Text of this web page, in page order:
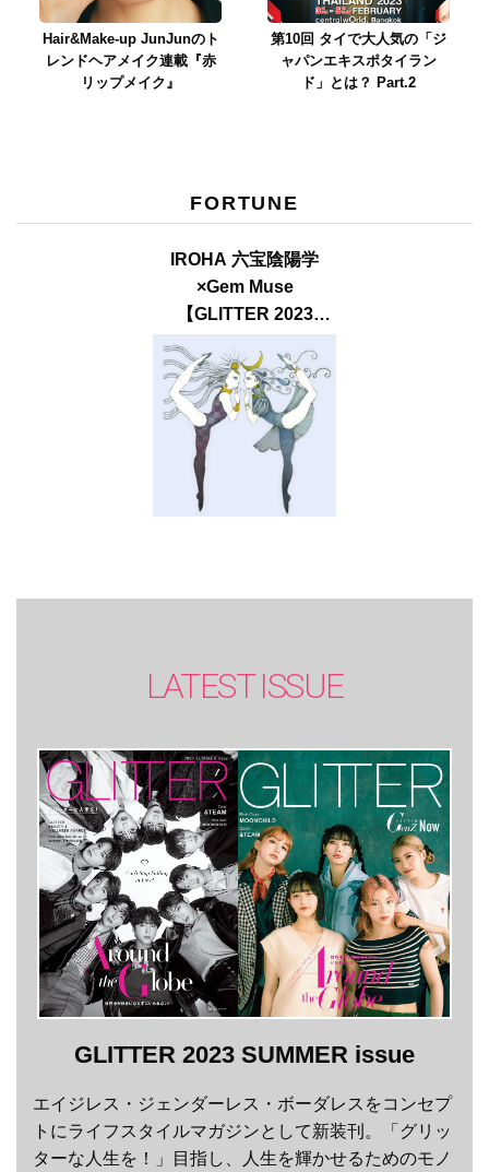
Hair&Make-up JunJunのト
レンドヘアメイク連載『赤
リップメイク』
第10回 タイで大人気の「ジ
ャパンエキスポタイラン
ド」とは？ Part.2
FORTUNE
IROHA 六宝陰陽学
×Gem Muse
【GLITTER 2023
SUMMER issue】
LATEST ISSUE
GLITTER 2023 SUMMER issue
エイジレス・ジェンダーレス・ボーダレスをコンセプ
トにライフスタイルマガジンとして新装刊。「グリッ
ターな人生を！」目指し、人生を輝かせるためのモノ